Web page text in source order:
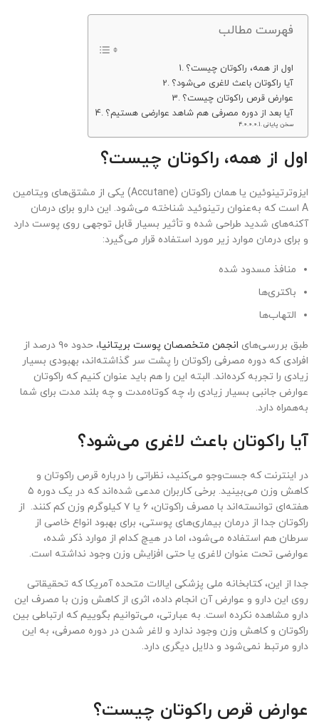
فهرست مطالب
اول از همه، راکوتان چیست؟
آیا راکوتان باعث لاغری می‌شود؟
عوارض قرص راکوتان چیست؟
آیا بعد از دوره مصرفی هم شاهد عوارضی هستیم؟
سخن پایانی
اول از همه، راکوتان چیست؟
ایزوترتینوئین یا همان راکوتان (Accutane) یکی از مشتق‌های ویتامین
A است که به‌عنوان رتینوئید شناخته می‌شود. این دارو برای درمان
آکنه‌های شدید طراحی شده و تأثیر بسیار قابل توجهی روی پوست دارد
و برای درمان موارد زیر مورد استفاده قرار می‌گیرد:
منافذ مسدود شده
باکتری‌ها
التهاب‌ها
طبق بررسی‌های انجمن متخصصان پوست بریتانیا
، حدود ۹۰ درصد از
افرادی که دوره مصرفی راکوتان را پشت سر گذاشته‌اند، بهبودی بسیار
زیادی را تجربه‌ کرده‌اند. البته این را هم باید عنوان کنیم که راکوتان
عوارض جانبی بسیار زیادی را، چه کوتاه‌مدت و چه بلند مدت برای شما
به‌همراه دارد.
آیا راکوتان باعث لاغری می‌شود؟
در اینترنت که جست‌وجو می‌کنید، نظراتی را درباره قرص راکوتان و
کاهش وزن می‌بینید. برخی کاربران مدعی شده‌اند که در یک دوره ۵
هفته‌ای توانسته‌اند با مصرف راکوتان، ۶ یا ۷ کیلوگرم وزن کم کنند. از
راکوتان جدا از درمان بیماری‌های پوستی، برای بهبود انواع خاصی از
سرطان هم استفاده می‌شود، اما در هیچ کدام از موارد ذکر شده،
عوارضی تحت عنوان لاغری یا حتی افزایش وزن وجود نداشته است.
جدا از این، کتابخانه ملی پزشکی ایالات متحده آمریکا که تحقیقاتی
روی این دارو و عوارض آن انجام داده، اثری از کاهش وزن با مصرف این
دارو مشاهده نکرده است. به عبارتی، می‌توانیم بگوییم که ارتباطی بین
راکوتان و کاهش وزن وجود ندارد و لاغر شدن در دوره مصرفی، به این
دارو مرتبط نمی‌شود و دلایل دیگری دارد.
عوارض قرص راکوتان چیست؟